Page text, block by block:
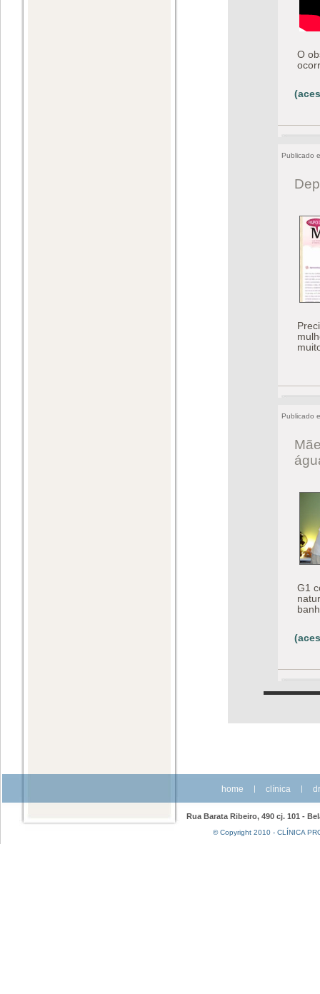
O
Publicado
Publicado
G1
home | clínica |
Rua Barata Ribeiro, 490 cj. 101 -
© Copyright 2010 - CLÍNICA